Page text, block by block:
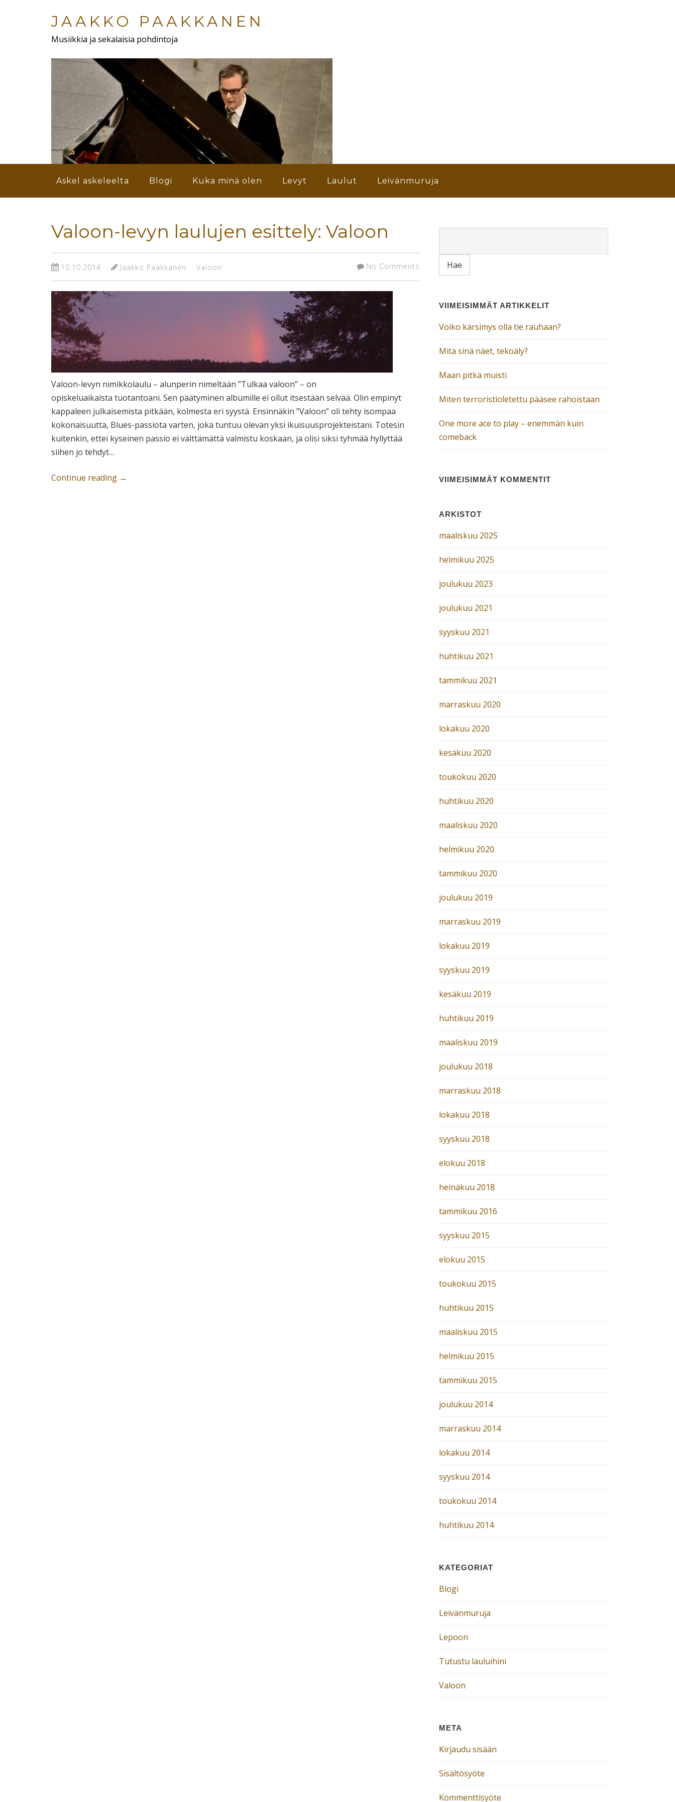
JAAKKO PAAKKANEN
Musiikkia ja sekalaisia pohdintoja
Menu
Askel askeleelta Blogi Kuka minä olen Levyt Laulut Leivänmuruja
Valoon-levyn laulujen esittely: Valoon
10.10.2014 Jaakko Paakkanen Valoon No Comments
Valoon-levyn nimikkolaulu – alunperin nimeltään ”Tulkaa valoon” – on
opiskeluaikaista tuotantoani. Sen päätyminen albumille ei ollut itsestään selvää. Olin empinyt
kappaleen julkaisemista pitkään, kolmesta eri syystä. Ensinnäkin ”Valoon” oli tehty isompaa
kokonaisuutta, Blues-passiota varten, joka tuntuu olevan yksi ikuisuusprojekteistani. Totesin
kuitenkin, ettei kyseinen passio ei välttämättä valmistu koskaan, ja olisi siksi tyhmää hyllyttää
siihen jo tehdyt…
Continue reading →
VIIMEISIMMÄT ARTIKKELIT
Voiko kärsimys olla tie rauhaan?
Mitä sinä näet, tekoäly?
Maan pitkä muisti
Miten terroristioletettu pääsee rahoistaan
One more ace to play – enemmän kuin
comeback
VIIMEISIMMÄT KOMMENTIT
ARKISTOT
maaliskuu 2025
helmikuu 2025
joulukuu 2023
joulukuu 2021
syyskuu 2021
huhtikuu 2021
tammikuu 2021
marraskuu 2020
lokakuu 2020
kesäkuu 2020
toukokuu 2020
huhtikuu 2020
maaliskuu 2020
helmikuu 2020
tammikuu 2020
joulukuu 2019
marraskuu 2019
lokakuu 2019
syyskuu 2019
kesäkuu 2019
huhtikuu 2019
maaliskuu 2019
joulukuu 2018
marraskuu 2018
lokakuu 2018
syyskuu 2018
elokuu 2018
heinäkuu 2018
tammikuu 2016
syyskuu 2015
elokuu 2015
toukokuu 2015
huhtikuu 2015
maaliskuu 2015
helmikuu 2015
tammikuu 2015
joulukuu 2014
marraskuu 2014
lokakuu 2014
syyskuu 2014
toukokuu 2014
huhtikuu 2014
KATEGORIAT
Blogi
Leivänmuruja
Lepoon
Tutustu lauluihini
Valoon
META
Kirjaudu sisään
Sisältösyöte
Kommenttisyöte